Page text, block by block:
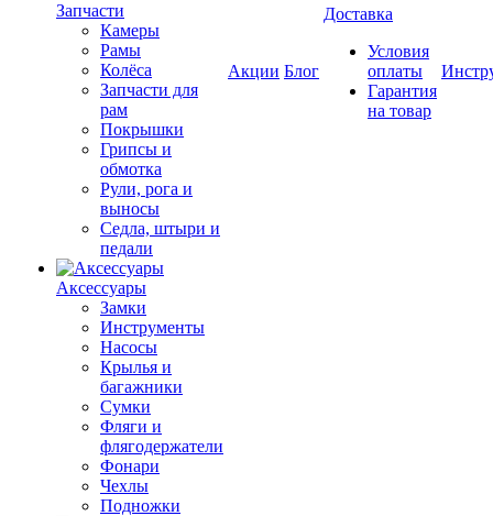
Запчасти
Камеры
Рамы
Колёса
Запчасти для
рам
Покрышки
Грипсы и
обмотка
Рули, рога и
выносы
Седла, штыри и
педали
Аксессуары
Замки
Инструменты
Насосы
Крылья и
багажники
Сумки
Фляги и
флягодержатели
Фонари
Чехлы
Подножки
Акции Блог
Доставка
Условия
оплаты
Гарантия
на товар